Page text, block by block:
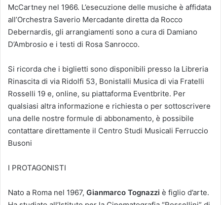
McCartney nel 1966. L’esecuzione delle musiche è affidata
all’Orchestra Saverio Mercadante diretta da Rocco
Debernardis, gli arrangiamenti sono a cura di Damiano
D’Ambrosio e i testi di Rosa Sanrocco.
Si ricorda che i biglietti sono disponibili presso la Libreria
Rinascita di via Ridolfi 53, Bonistalli Musica di via Fratelli
Rosselli 19 e, online, su piattaforma Eventbrite. Per
qualsiasi altra informazione e richiesta o per sottoscrivere
una delle nostre formule di abbonamento, è possibile
contattare direttamente il Centro Studi Musicali Ferruccio
Busoni
I PROTAGONISTI
Nato a Roma nel 1967, Gianmarco Tognazzi è figlio d’arte.